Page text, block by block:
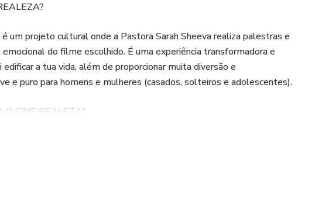
um projeto cultural onde a Pastora Sarah Sheeva realiza palestras e
do filme escolhido. É uma experiência transformadora e
a tua vida, além de proporcionar muita diversão e
e puro para homens e mulheres (casados, solteiros e adolescentes).
O CINE REALEZA?